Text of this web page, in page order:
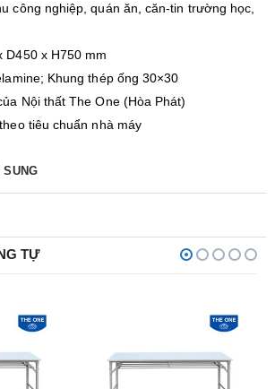
công nghiệp, quán ăn, căn-tin trường học,
D450 x H750 mm
Khung thép ống 30×30
Nội thất The One (Hòa Phát)
tiêu chuẩn nhà máy
SUNG
TỰ